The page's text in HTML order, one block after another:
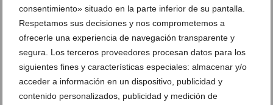
consentimiento» situado en la parte inferior de su pantalla.
Respetamos sus decisiones y nos comprometemos a
ofrecerle una experiencia de navegación transparente y
segura. Los terceros proveedores procesan datos para los
siguientes fines y características especiales: almacenar y/o
acceder a información en un dispositivo, publicidad y
contenido personalizados, publicidad y medición de
organizado por las Peñas 'EI PATROCINI' y 'D'ON NO
HI HA NO SE'N POT TRAURE'. Habrá servicio de
barra.
18:00 horas.Entrada de 'Carretons y carretó embolat'
para los niños.